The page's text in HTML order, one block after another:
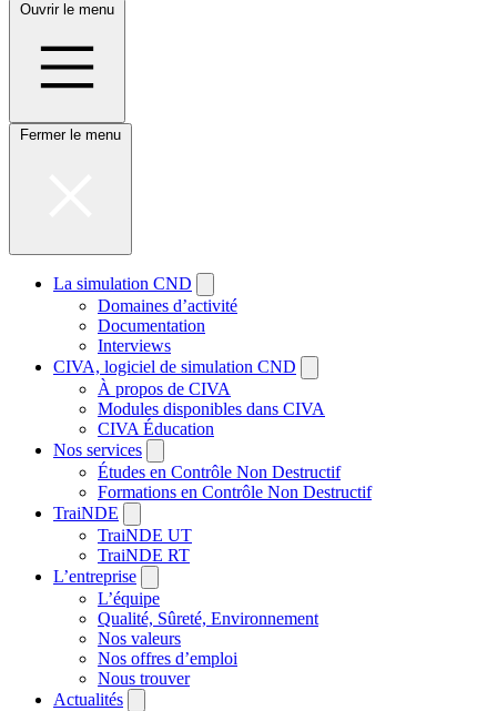
Ouvrir le menu
Fermer le menu
La simulation CND
Domaines d’activité
Documentation
Interviews
CIVA, logiciel de simulation CND
À propos de CIVA
Modules disponibles dans CIVA
CIVA Éducation
Nos services
Études en Contrôle Non Destructif
Formations en Contrôle Non Destructif
TraiNDE
TraiNDE UT
TraiNDE RT
L’entreprise
L’équipe
Qualité, Sûreté, Environnement
Nos valeurs
Nos offres d’emploi
Nous trouver
Actualités